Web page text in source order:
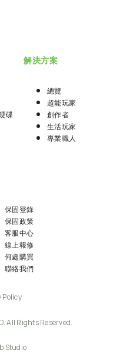
碟
解決方案
總覽
超能玩家
創作者
生活玩家
專業職人
保固登錄
保固政策
客服中心
線上報修
何處購買
聯絡我們
Policy
All Rights Reserved.
Studio